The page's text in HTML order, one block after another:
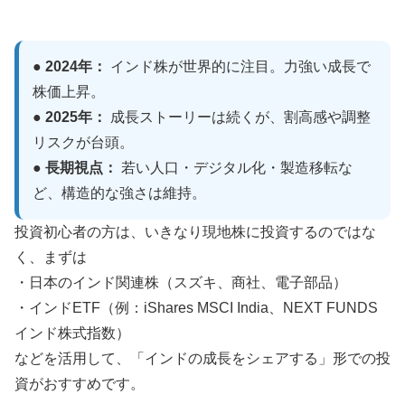
● 2024年：
インド株が世界的に注目。力強い成長で
株価上昇。
● 2025年：
成長ストーリーは続くが、割高感や調整
リスクが台頭。
● 長期視点：
若い人口・デジタル化・製造移転な
ど、構造的な強さは維持。
投資初心者の方は、いきなり現地株に投資するのではな
く、まずは
・日本のインド関連株（スズキ、商社、電子部品）
・インドETF（例：iShares MSCI India、NEXT FUNDS
インド株式指数）
などを活用して、「インドの成長をシェアする」形での投
資がおすすめです。